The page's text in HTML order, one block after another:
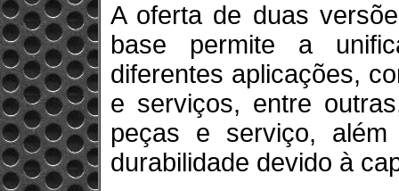
A oferta de duas
base permite a
diferentes aplicações,
e serviços, entre
peças e serviço,
durabilidade devido à